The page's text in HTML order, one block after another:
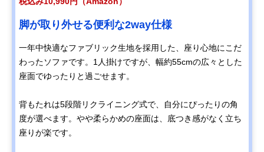
脚が取り外せる便利な2way仕様
一年中快適なファブリック生地を採用した、座り心地にこだ
わったソファです。1人掛けですが、幅約55cmの広々とした
座面でゆったりと過ごせます。
背もたれは5段階リクライニング式で、自分にぴったりの角
度が選べます。やや柔らかめの座面は、底つき感がなく立ち
座りが楽です。